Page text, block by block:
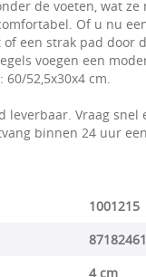
de voeten, wat
Of u nu
een strak pad door
voegen een
52,5x30x4 cm.
leverbaar. Vraag snel
binnen 24 uur
1001215
4 cm